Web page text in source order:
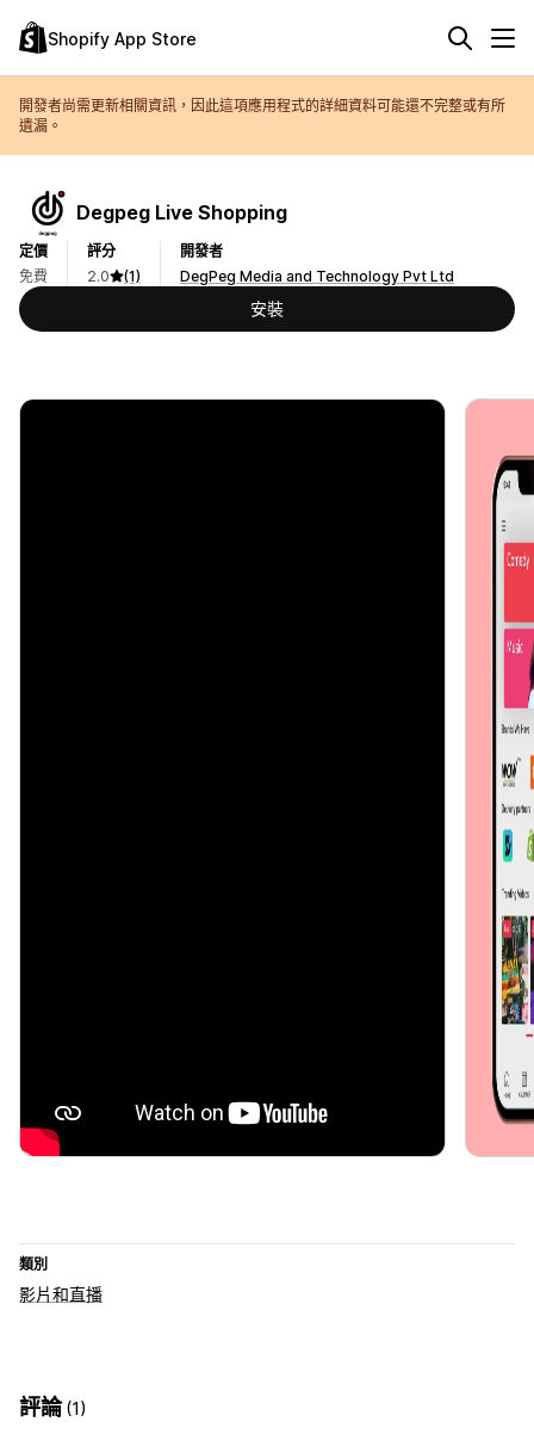
Shopify App Store
開發者尚需更新相關資訊，因此這項應用程式的詳細資料可能還不完整或有所
遺漏。
Degpeg Live Shopping
定價
免費
評分
2.0
(1)
開發者
DegPeg Media and Technology Pvt Ltd
安裝
類別
影片和直播
評論(1)